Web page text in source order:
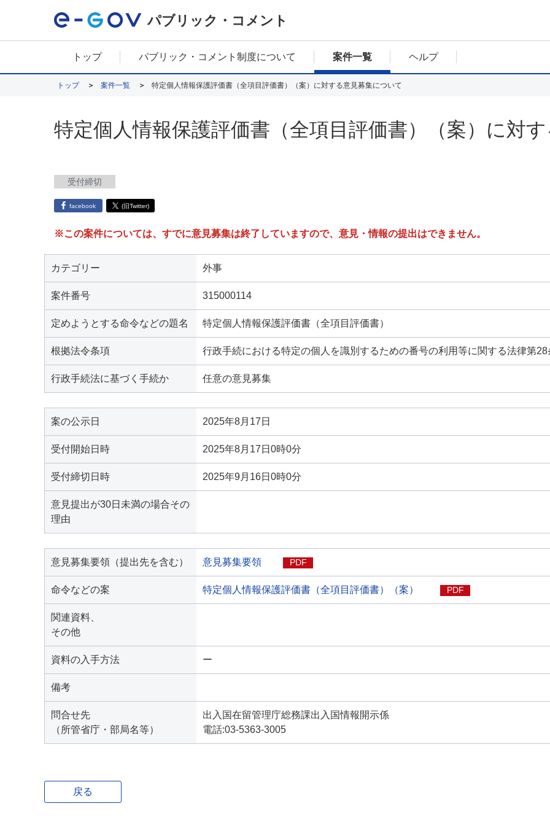
パブリック・コメント
トップ パブリック・コメント制度について 案件一覧 ヘルプ
トップ 案件一覧 特定個人情報保護評価書（全項目評価書）（案）に対する意見募集について
特定個人情報保護評価書（全項目評価書）（案）に対
受付締切
facebook (旧Twitter)
※この案件については、すでに意見募集は終了していますので、意見・情報の提出はできません。
カテゴリー 外事
案件番号 315000114
定めようとする命令などの題名 特定個人情報保護評価書（全項目評価書）
根拠法令条項 行政手続における特定の個人を識別するための番号の利用等に関する法律第28
行政手続法に基づく手続か 任意の意見募集
案の公示日 2025年8月17日
受付開始日時 2025年8月17日0時0分
受付締切日時 2025年9月16日0時0分
意見提出が30日未満の場合その
理由
意見募集要領（提出先を含む） 意見募集要領 PDF
命令などの案 特定個人情報保護評価書（全項目評価書）（案） PDF
関連資料、
その他
資料の入手方法 ー
備考
問合せ先
（所管省庁・部局名等）
出入国在留管理庁総務課出入国情報開示係
電話:03-5363-3005